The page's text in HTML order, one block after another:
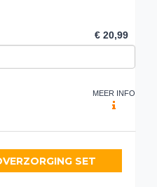
€ 20,99
MEER INFO
SET